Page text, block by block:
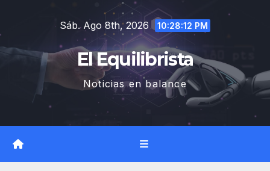
contenido
Sáb. Ago 8th, 2026 10:28:13 PM
El Equilibrista
Noticias en balance